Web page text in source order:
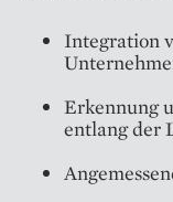
Integration
Erkennung
entlang der